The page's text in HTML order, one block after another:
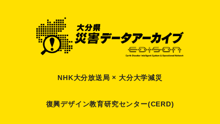
NHK大分放送局 × 大分大学減災
復興デザイン教育研究センター(CERD)